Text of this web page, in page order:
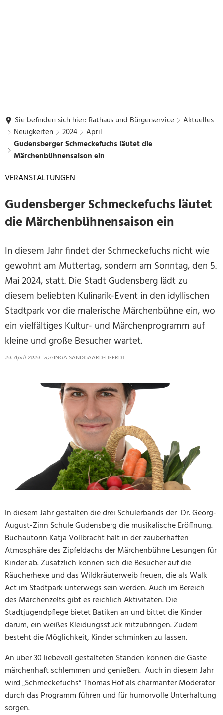
Sie befinden sich hier: Rathaus und Bürgerservice
Aktuelles
Neuigkeiten
2024
April
Gudensberger Schmeckefuchs läutet die
Märchenbühnensaison ein
VERANSTALTUNGEN
Gudensberger Schmeckefuchs läutet
die Märchenbühnensaison ein
In diesem Jahr findet der Schmeckefuchs nicht wie
gewohnt am Muttertag, sondern am Sonntag, den 5.
Mai 2024, statt. Die Stadt Gudensberg lädt zu
diesem beliebten Kulinarik-Event in den idyllischen
Stadtpark vor die malerische Märchenbühne ein, wo
ein vielfältiges Kultur- und Märchenprogramm auf
kleine und große Besucher wartet.
24. April 2024 vonINGA SANDGAARD-HEERDT
In diesem Jahr gestalten die drei Schülerbands der Dr. Georg-
August-Zinn Schule Gudensberg die musikalische Eröffnung.
Buchautorin Katja Vollbracht hält in der zauberhaften
Atmosphäre des Zipfeldachs der Märchenbühne Lesungen für
Kinder ab. Zusätzlich können sich die Besucher auf die
Räucherhexe und das Wildkräuterweib freuen, die als Walk
Act im Stadtpark unterwegs sein werden. Auch im Bereich
des Märchenzelts gibt es reichlich Aktivitäten. Die
Stadtjugendpflege bietet Batiken an und bittet die Kinder
darum, ein weißes Kleidungsstück mitzubringen. Zudem
besteht die Möglichkeit, Kinder schminken zu lassen.
An über 30 liebevoll gestalteten Ständen können die Gäste
märchenhaft schlemmen und genießen. Auch in diesem Jahr
wird „Schmeckefuchs“ Thomas Hof als charmanter Moderator
durch das Programm führen und für humorvolle Unterhaltung
sorgen.